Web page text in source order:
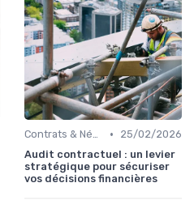
Contrats & Négociations •
25/02/2026
Audit contractuel : un levier
stratégique pour sécuriser
vos décisions financières